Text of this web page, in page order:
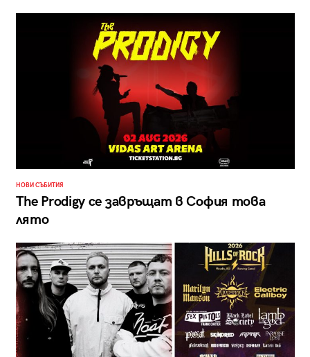
НОВИ СЪБИТИЯ
The Prodigy се завръщат в София това
лято